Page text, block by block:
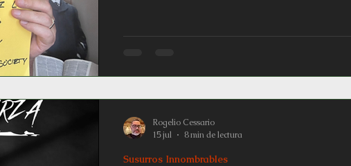
Cthulhu" (2005) y "The Whisperer in
creadas con técnicas cinematográficas
Susurros Innombrables
Rogelio Cessario
15 jul
8 min de lectura